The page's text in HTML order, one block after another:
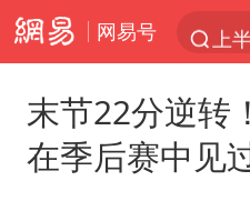
网易号
台
末节22分逆转
在季后赛中见